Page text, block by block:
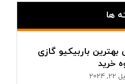
ها
بهترین باربیکیو گازی
خرید